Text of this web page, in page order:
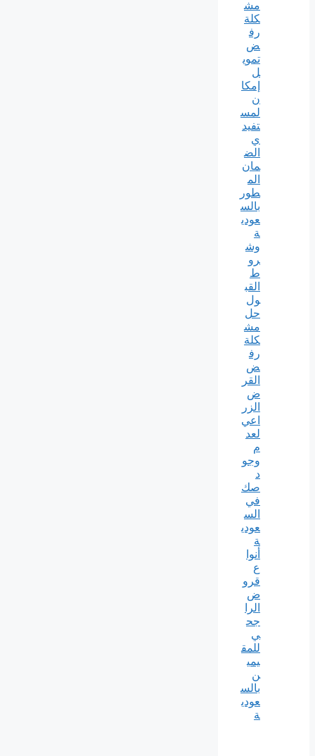
مش
كلة
رف
ض
تموي
ل
إمكا
ن
لمس
تفيد
ي
الض
مان
الم
طور
بالس
عودي
ة
وش
رو
ط
القب
ول
حل
مش
كلة
رف
ض
القر
ض
الزر
اعي
لعد
م
وجو
د
صك
في
الس
عودي
ة
أنوا
ع
قرو
ض
الرا
جح
ي
للمق
يمي
ن
بالس
عودي
ة